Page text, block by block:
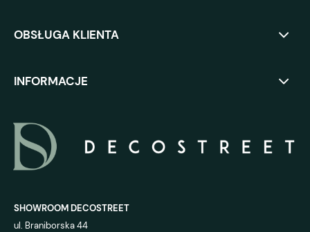
OBSŁUGA KLIENTA
INFORMACJE
SHOWROOM DECOSTREET
ul. Braniborska 44